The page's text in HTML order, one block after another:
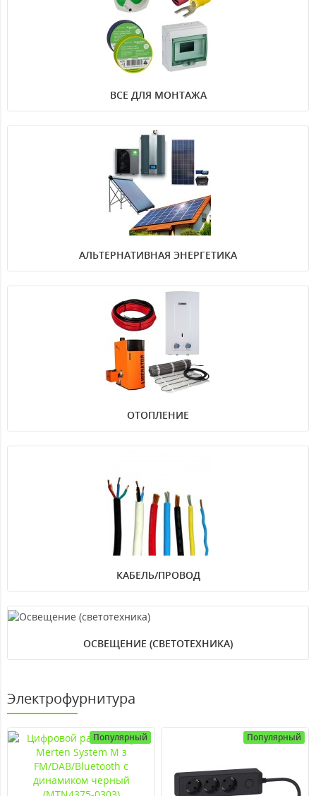
ВСЕ ДЛЯ МОНТАЖА
АЛЬТЕРНАТИВНАЯ ЭНЕРГЕТИКА
ОТОПЛЕНИЕ
КАБЕЛЬ/ПРОВОД
ОСВЕЩЕНИЕ (СВЕТОТЕХНИКА)
Электрофурнитура
Популярный Популярный